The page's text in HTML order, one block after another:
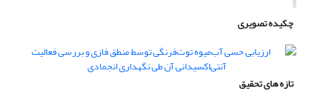
چکیده تصویری
تازه های تحقیق